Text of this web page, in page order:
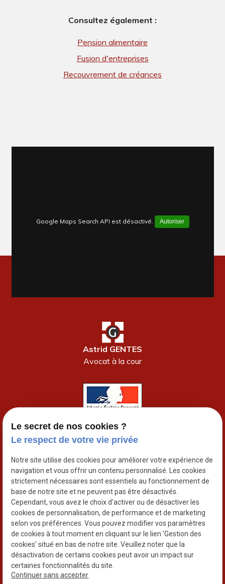
Consultez également :
Pension alimentaire
Fusion d'entreprises
Recouvrement de créances
Google Maps Search API est désactivé. Autoriser
Astrid GENTES
Avocat à la cour
place
22 rue Malher
75004PARIS
phone 01 86 65 78 72
SIRET : 40231795200016
Le secret de nos cookies ?
Le respect de votre vie privée
Notre site utilise des cookies pour améliorer votre expérience de
navigation et vous offrir un contenu personnalisé. Les cookies
strictement nécessaires sont essentiels au fonctionnement de
base de notre site et ne peuvent pas être désactivés.
Cependant, vous avez le choix d'activer ou de désactiver les
cookies de personnalisation, de performance et de marketing
selon vos préférences. Vous pouvez modifier vos paramètres
de cookies à tout moment en cliquant sur le lien 'Gestion des
cookies' situé en bas de notre site. Veuillez noter que la
désactivation de certains cookies peut avoir un impact sur
certaines fonctionnalités du site.
Continuer sans accepter